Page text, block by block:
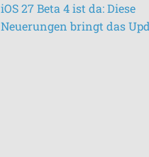
iOS 27 Beta 4 ist da: Diese
Neuerungen bringt das